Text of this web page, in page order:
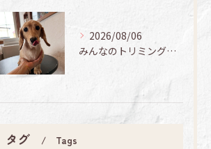
2026/08/06
みんなのトリミング日記🌟
タグ Tags